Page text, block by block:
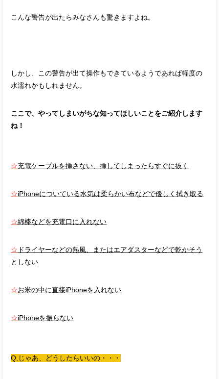
こんな警告が出たらみなさんも驚きますよね。
しかし、この警告が出て操作もできているようであれば軽度の
水濡れかもしれません。
ここで、やってしまいがちな知ってほしいことをご紹介します
ね！
☆充電ケーブルを挿さない、挿してしまったらすぐに抜く
☆iPhoneについている水気は柔らかい布などで優しく拭き取る
☆綿棒などを充電口に入れない
☆ ドライヤーなどの熱風、またはエアダスターなどで乾かそう
としない
☆お米の中に直接iPhoneを入れない
☆iPhoneを振らない
Q,じゃあ、どうしたらいいの・・・